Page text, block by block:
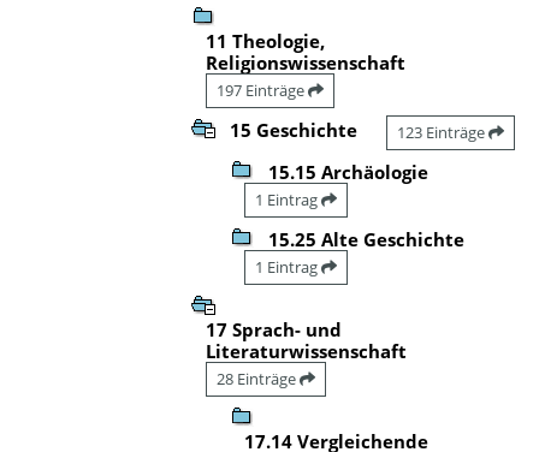
11 Theologie,
Religionswissenschaft
197 Einträge
15 Geschichte 123 Einträge
15.15 Archäologie
1 Eintrag
15.25 Alte Geschichte
1 Eintrag
17 Sprach- und
Literaturwissenschaft
28 Einträge
17.14 Vergleichende